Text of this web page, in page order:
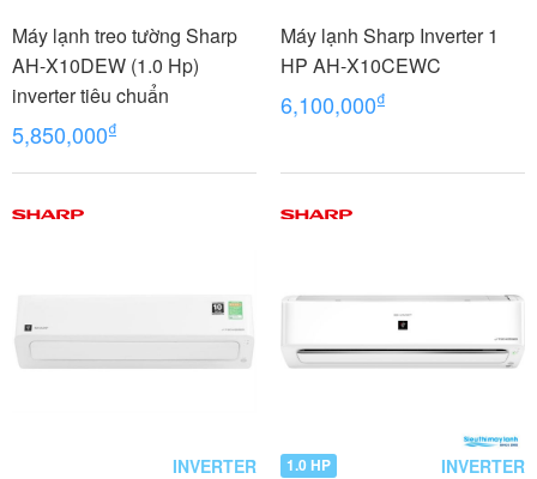
Máy lạnh treo tường Sharp
AH-X10DEW (1.0 Hp)
inverter tiêu chuẩn
5,850,000₫
Máy lạnh Sharp Inverter 1
HP AH-X10CEWC
6,100,000₫
INVERTER 1.0 HP INVERTER